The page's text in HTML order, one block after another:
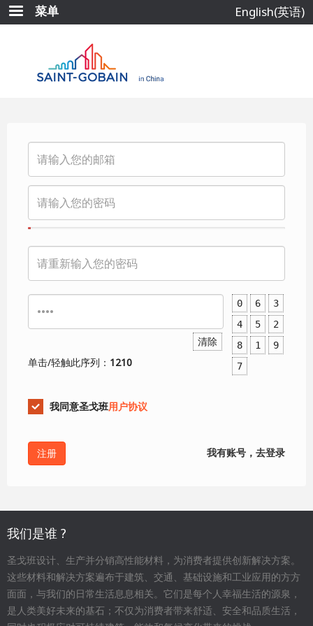
跳
转
菜单 English(英语)
清除
0 6
3
4
5
2
8
1
9
7
单击/轻触此序列： 1210
我同意圣戈班用户协议
我有账号，去登录
我们是谁 ?
圣戈班设计、生产并分销高性能材料，为消费者提供创新解决方案。
这些材料和解决方案遍布于建筑、交通、基础设施和工业应用的方方
面面，与我们的日常生活息息相关。它们是每个人幸福生活的源泉，
是人类美好未来的基石；不仅为消费者带来舒适、安全和品质生活，